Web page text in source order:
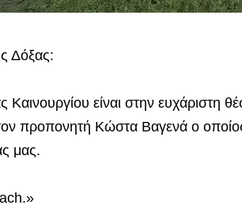
Δόξας:
είναι στην ευχάριστη
προπονητή Κώστα Βαγενά ο
μας.